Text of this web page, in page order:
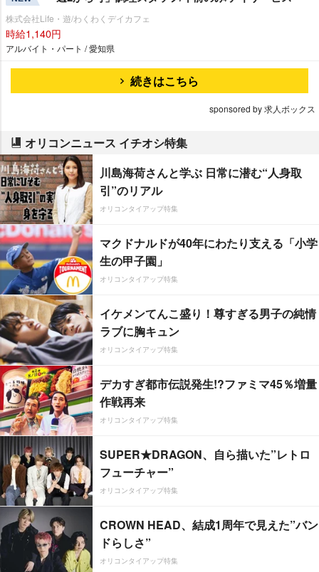
株式会社Life・遊/わくわくデイカフェ
時給1,140円
アルバイト・パート / 愛知県
続きはこちら
sponsored by 求人ボックス
オリコンニュース イチオシ特集
川島海荷さんと学ぶ 日常に潜む“人身取
引”のリアル
オリコンタイアップ特集
マクドナルドが40年にわたり支える「小学
生の甲子園」
オリコンタイアップ特集
イケメンてんこ盛り！尊すぎる男子の純情
ラブに胸キュン
オリコンタイアップ特集
デカすぎ都市伝説発生!?ファミマ45％増量
作戦再来
オリコンタイアップ特集
SUPER★DRAGON、自ら描いた”レトロ
フューチャー”
オリコンタイアップ特集
CROWN HEAD、結成1周年で見えた”バン
ドらしさ”
オリコンタイアップ特集